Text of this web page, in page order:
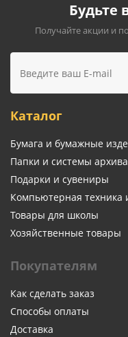
Будьте
Получайте акции и
Каталог
Бумага и бумажные
Папки и системы
Подарки и сувениры
Компьютерная техника
Товары для школы
Хозяйственные товары
Покупателям
Как сделать заказ
Способы оплаты
Доставка